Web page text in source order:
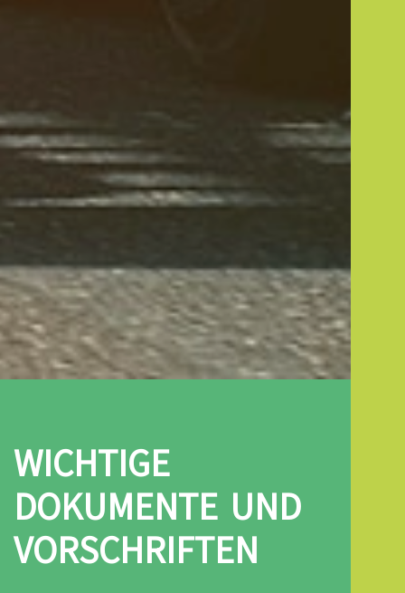
WICHTIGE
DOKUMENTE UND
VORSCHRIFTEN